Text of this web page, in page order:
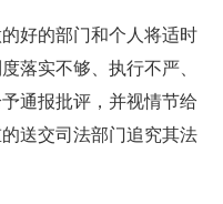
好的部门和个人将适时
落实不够、执行不严、
通报批评，并视情节给
送交司法部门追究其法